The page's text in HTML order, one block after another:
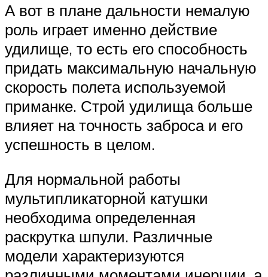
А вот в плане дальности немалую
роль играет именно действие
удилище, то есть его способность
придать максимальную начальную
скорость полета используемой
приманке. Строй удилища больше
влияет на точность заброса и его
успешность в целом.
Для нормальной работы
мультипликаторной катушки
необходима определенная
раскрутка шпули. Различные
модели характеризуются